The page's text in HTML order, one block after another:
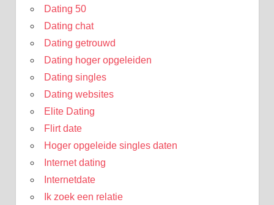
Dating 50
Dating chat
Dating getrouwd
Dating hoger opgeleiden
Dating singles
Dating websites
Elite Dating
Flirt date
Hoger opgeleide singles daten
Internet dating
Internetdate
Ik zoek een relatie